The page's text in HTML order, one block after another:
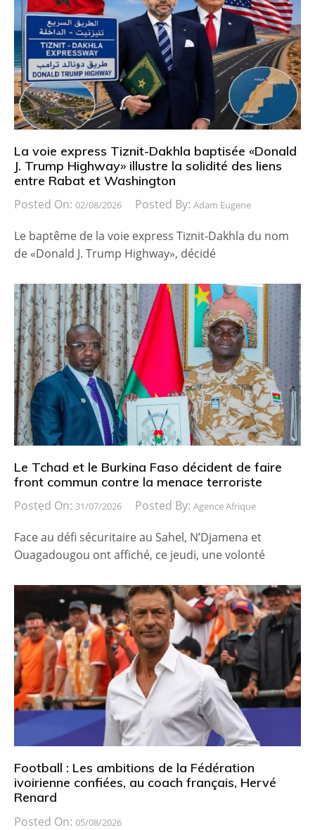
La voie express Tiznit-Dakhla baptisée «Donald
J. Trump Highway» illustre la solidité des liens
entre Rabat et Washington
Posted On: 02/08/2026 Posted By: Adam Eugene
Le baptême de la voie express Tiznit-Dakhla du nom
de «Donald J. Trump Highway», décidé
Le Tchad et le Burkina Faso décident de faire
front commun contre la menace terroriste
Posted On: 31/07/2026 Posted By: Agence Afrique
Face au défi sécuritaire au Sahel, N’Djamena et
Ouagadougou ont affiché, ce jeudi, une volonté
Football : Les ambitions de la Fédération
ivoirienne confiées, au coach français, Hervé
Renard
Posted On: 05/08/2026